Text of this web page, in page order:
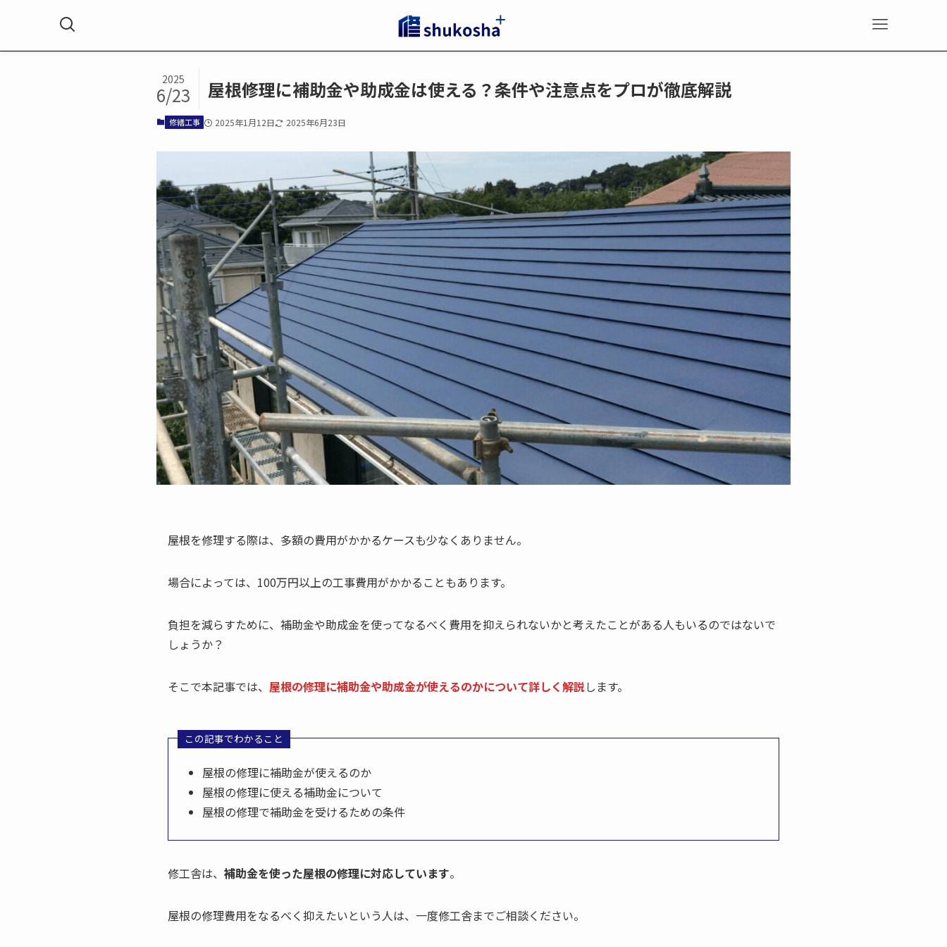
屋根修理に補助金や助成金は使える？条件や注意点をプロが徹底解説
2025
6/23
修繕工事 2025年1月12日 2025年6月23日
屋根を修理する際は、多額の費用がかかるケースも少なくありません。
場合によっては、100万円以上の工事費用がかかることもあります。
負担を減らすために、補助金や助成金を使ってなるべく費用を抑えられないかと考えたことがある人もいるのではないで
しょうか？
そこで本記事では、 屋根の修理に補助金や助成金が使えるのかについて詳しく解説します。
この記事でわかること
屋根の修理に補助金が使えるのか
屋根の修理に使える補助金について
屋根の修理で補助金を受けるための条件
修工舎は、 補助金を使った屋根の修理に対応しています。
屋根の修理費用をなるべく抑えたいという人は、一度修工舎までご相談ください。